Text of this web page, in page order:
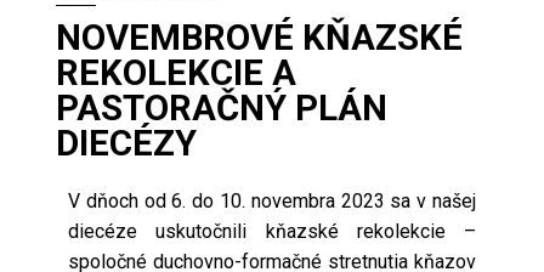
NOVEMBROVÉ KŇAZSKÉ
REKOLEKCIE A
PASTORAČNÝ PLÁN
DIECÉZY
V dňoch od 6. do 10. novembra 2023 sa v našej
diecéze uskutočnili kňazské rekolekcie –
spoločné duchovno-formačné stretnutia kňazov